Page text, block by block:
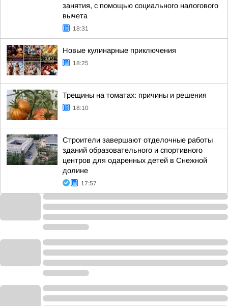
занятия, с помощью социального налогового
вычета
18:31
Новые кулинарные приключения
18:25
Трещины на томатах: причины и решения
18:10
Строители завершают отделочные работы
зданий образовательного и спортивного
центров для одаренных детей в Снежной
долине
17:57